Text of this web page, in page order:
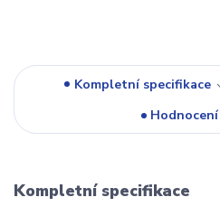
Kompletní specifikace
Hodnocení
Kompletní specifikace